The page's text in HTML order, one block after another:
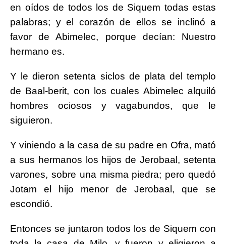
en oídos de todos los de Siquem todas estas
palabras; y el corazón de ellos se inclinó a
favor de Abimelec, porque decían: Nuestro
hermano es.
Y le dieron setenta siclos de plata del templo
de Baal-berit, con los cuales Abimelec alquiló
hombres ociosos y vagabundos, que le
siguieron.
Y viniendo a la casa de su padre en Ofra, mató
a sus hermanos los hijos de Jerobaal, setenta
varones, sobre una misma piedra; pero quedó
Jotam el hijo menor de Jerobaal, que se
escondió.
Entonces se juntaron todos los de Siquem con